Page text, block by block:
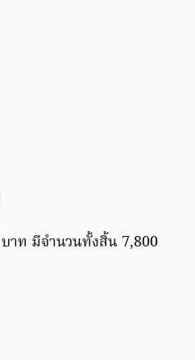
าท มีจำนวนทั้งสิ้น 7,800